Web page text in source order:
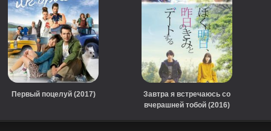
Первый поцелуй (2017)
Завтра я встречаюсь со
вчерашней тобой (2016)